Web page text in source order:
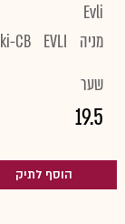
Evli
מניה
EVLI
CB
שער
19.5
הוסף לתיק